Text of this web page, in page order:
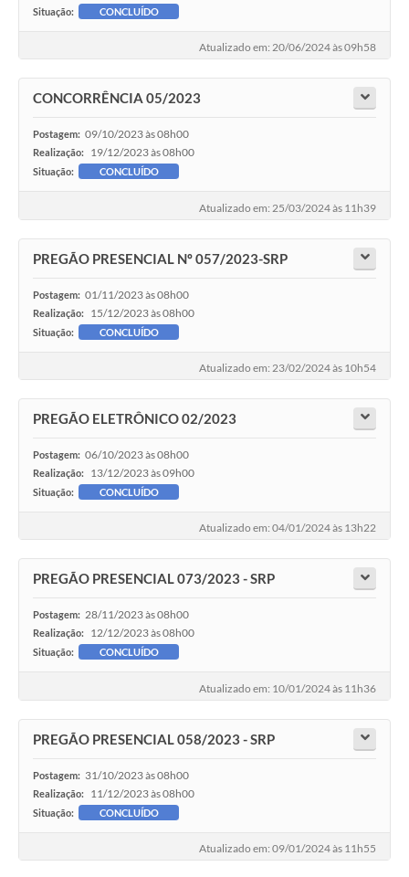
Situação: CONCLUÍDO
Atualizado em: 20/06/2024 às 09h58
CONCORRÊNCIA 05/2023
Postagem: 09/10/2023 às 08h00
Realização: 19/12/2023 às 08h00
Situação: CONCLUÍDO
Atualizado em: 25/03/2024 às 11h39
PREGÃO PRESENCIAL Nº 057/2023-SRP
Postagem: 01/11/2023 às 08h00
Realização: 15/12/2023 às 08h00
Situação: CONCLUÍDO
Atualizado em: 23/02/2024 às 10h54
PREGÃO ELETRÔNICO 02/2023
Postagem: 06/10/2023 às 08h00
Realização: 13/12/2023 às 09h00
Situação: CONCLUÍDO
Atualizado em: 04/01/2024 às 13h22
PREGÃO PRESENCIAL 073/2023 - SRP
Postagem: 28/11/2023 às 08h00
Realização: 12/12/2023 às 08h00
Situação: CONCLUÍDO
Atualizado em: 10/01/2024 às 11h36
PREGÃO PRESENCIAL 058/2023 - SRP
Postagem: 31/10/2023 às 08h00
Realização: 11/12/2023 às 08h00
Situação: CONCLUÍDO
Atualizado em: 09/01/2024 às 11h55